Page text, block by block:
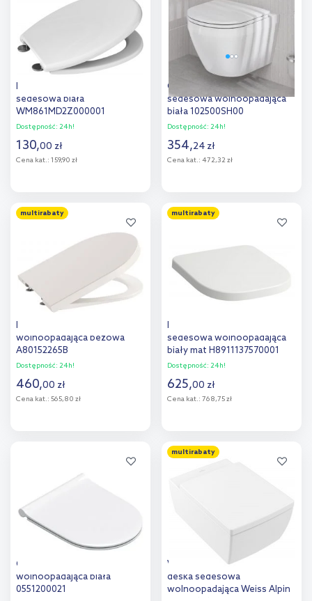
porównania porównania
Roca Madalena deska
sedesowa biała
WM861MD2Z000001
Dostępność: 24h!
130,00 zł
Cena kat.: 159,90 zł
Dodaj do
porównania
Grohe Euro Ceramic deska
sedesowa wolnoopadająca
biała 102500SH00
Dostępność: 24h!
354,24 zł
Cena kat.: 472,32 zł
Dodaj do
porównania
multirabaty
Roca Inspira deska sedesowa
wolnoopadająca beżowa
A80152265B
Dostępność: 24h!
460,00 zł
Cena kat.: 565,80 zł
porównania
multirabaty
Laufen Meda deska
sedesowa wolnoopadająca
biały mat H8911137570001
Dostępność: 24h!
625,00 zł
Cena kat.: 768,75 zł
Dodaj do
Catalano deska sedesowa
wolnoopadająca biała
0551200021
multirabaty
Villeroy & Boch Memento 2.0
deska sedesowa
wolnoopadająca Weiss Alpin